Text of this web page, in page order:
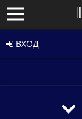
ВХОД